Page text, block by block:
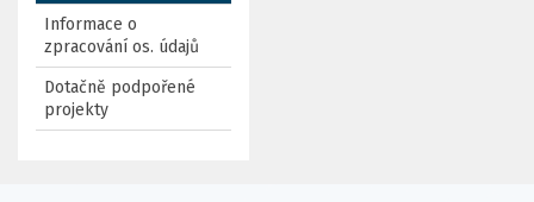
Informace o
zpracování os. údajů
Dotačně podpořené
projekty